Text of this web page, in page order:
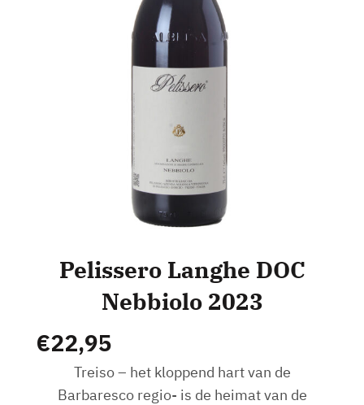
Pelissero Langhe DOC
Nebbiolo 2023
€22,95
Treiso – het kloppend hart van de
Barbaresco regio- is de heimat van de